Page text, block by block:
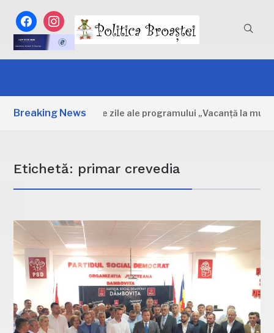
facebookinstagram
Breaking News
Dâmbovița: Primele zile ale programului „Vacanță la muzeu”
Etichetă: primar crevedia